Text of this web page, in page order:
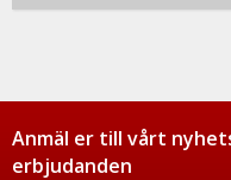
Anmäl er till vårt
erbjudanden